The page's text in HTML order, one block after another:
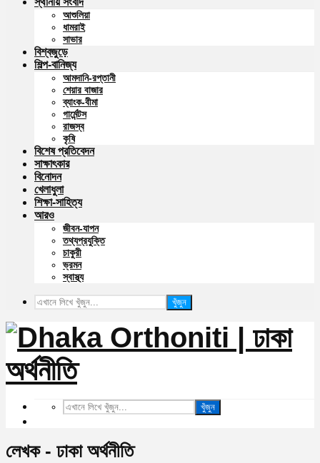
আশুলিয়া
ধামরাই
সাভার
বিশ্বজুড়ে
শিল্প-বানিজ্য
আমদানি-রপ্তানী
শেয়ার বাজার
ব্যাংক-বীমা
গার্মেন্টস
রাজস্ব
কৃষি
বিশেষ প্রতিবেদন
সাক্ষাৎকার
বিনোদন
খেলাধুলা
শিক্ষা-সাহিত্য
আরও
জীবন-যাপন
তথ্যপ্রযুক্তি
চাকুরী
ভ্রমন
স্বাস্থ্য
খুঁজুন
খুঁজুন
লেখক - ঢাকা অর্থনীতি